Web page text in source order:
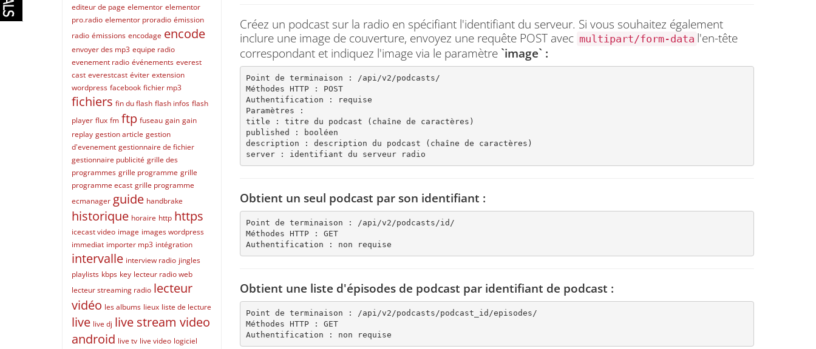
Créez un podcast sur la radio en spécifiant l'identifiant du serveur. Si vous souhaitez également
inclure une image de couverture, envoyez une requête POST avec multipart/form-data l'en-tête
correspondant et indiquez l'image via le paramètre `image` :
Point de terminaison : /api/v2/podcasts/
Méthodes HTTP : POST
Authentification : requise
Paramètres :
title : titre du podcast (chaîne de caractères)
published : booléen
description : description du podcast (chaîne de caractères)
server : identifiant du serveur radio
Obtient un seul podcast par son identifiant :
Point de terminaison : /api/v2/podcasts/id/
Méthodes HTTP : GET
Authentification : non requise
Obtient une liste d'épisodes de podcast par identifiant de podcast :
Point de terminaison : /api/v2/podcasts/podcast_id/episodes/
Méthodes HTTP : GET
Authentification : non requise
editeur de page elementor elementor
pro.radio elementor proradio émission
radio émissions encodage encode
envoyer des mp3 equipe radio
evenement radio événements everest
cast everestcast éviter extension
wordpress facebook fichier mp3
fichiers fin du flash flash infos flash
player flux fm ftp fuseau gain gain
replay gestion article gestion
d'evenement gestionnaire de fichier
gestionnaire publicité grille des
programmes grille programme grille
programme ecast grille programme
ecmanager guide handbrake
historique horaire http https
icecast video image images wordpress
immediat importer mp3 intégration
intervalle interview radio jingles
playlists kbps key lecteur radio web
lecteur streaming radio lecteur
vidéo les albums lieux liste de lecture
live live dj live stream video
android live tv live video logiciel